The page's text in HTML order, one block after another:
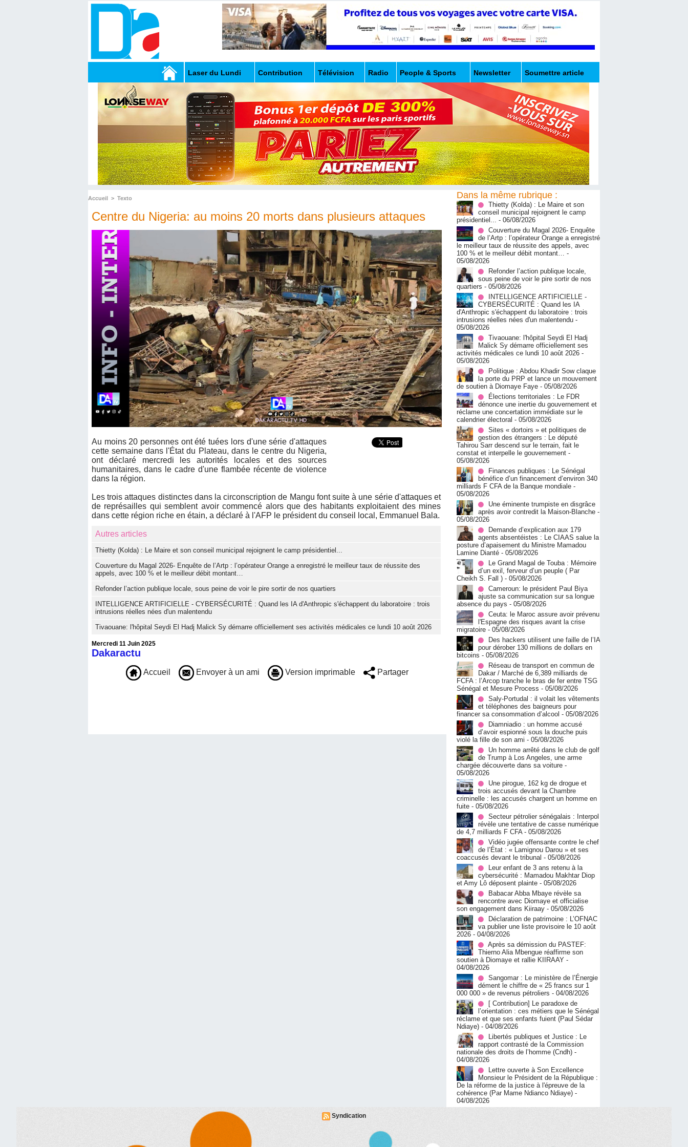
Laser du Lundi Contribution Télévision Radio People & Sports Newsletter Soumettre article
Accueil > Texto
Centre du Nigeria: au moins 20 morts dans plusieurs attaques
Au moins 20 personnes ont été tuées lors d'une série d'attaques
cette semaine dans l'État du Plateau, dans le centre du Nigeria,
ont déclaré mercredi les autorités locales et des sources
humanitaires, dans le cadre d'une flambée récente de violence
dans la région.
Les trois attaques distinctes dans la circonscription de Mangu font suite à une série d'attaques et
de représailles qui semblent avoir commencé alors que des habitants exploitaient des mines
dans cette région riche en étain, a déclaré à l'AFP le président du conseil local, Emmanuel Bala.
Autres articles
‎Thietty (Kolda) : Le Maire et son conseil municipal rejoignent le camp présidentiel...
Couverture du Magal 2026- Enquête de l’Artp : l’opérateur Orange a enregistré le meilleur taux de réussite des
appels, avec 100 % et le meilleur débit montant…
Refonder l’action publique locale, sous peine de voir le pire sortir de nos quartiers
INTELLIGENCE ARTIFICIELLE - CYBERSÉCURITÉ : Quand les IA d'Anthropic s'échappent du laboratoire : trois
intrusions réelles nées d'un malentendu
Tivaouane: l'hôpital Seydi El Hadj Malick Sy démarre officiellement ses activités médicales ce lundi 10 août 2026
Mercredi 11 Juin 2025
Dakaractu
Accueil Envoyer à un ami Version imprimable Partager
Dans la même rubrique :
‎Thietty (Kolda) : Le Maire et son
conseil municipal rejoignent le camp
présidentiel... - 06/08/2026
Couverture du Magal 2026- Enquête
de l’Artp : l’opérateur Orange a enregistré
le meilleur taux de réussite des appels, avec
100 % et le meilleur débit montant… -
05/08/2026
Refonder l’action publique locale,
sous peine de voir le pire sortir de nos
quartiers - 05/08/2026
INTELLIGENCE ARTIFICIELLE -
CYBERSÉCURITÉ : Quand les IA
d'Anthropic s'échappent du laboratoire : trois
intrusions réelles nées d'un malentendu -
05/08/2026
Tivaouane: l'hôpital Seydi El Hadj
Malick Sy démarre officiellement ses
activités médicales ce lundi 10 août 2026 -
05/08/2026
Politique : Abdou Khadir Sow claque
la porte du PRP et lance un mouvement
de soutien à Diomaye Faye - 05/08/2026
Élections territoriales : Le FDR
dénonce une inertie du gouvernement et
réclame une concertation immédiate sur le
calendrier électoral - 05/08/2026
Sites « dortoirs » et politiques de
gestion des étrangers : Le député
Tahirou Sarr descend sur le terrain, fait le
constat et interpelle le gouvernement -
05/08/2026
Finances publiques : Le Sénégal
bénéfice d’un financement d’environ 340
milliards F CFA de la Banque mondiale -
05/08/2026
Une éminente trumpiste en disgrâce
après avoir contredit la Maison-Blanche -
05/08/2026
Demande d’explication aux 179
agents absentéistes : Le CIAAS salue la
posture d’apaisement du Ministre Mamadou
Lamine Dianté - 05/08/2026
Le Grand Magal de Touba : Mémoire
d’un exil, ferveur d’un peuple ( Par
Cheikh S. Fall ) - 05/08/2026
Cameroun: le président Paul Biya
ajuste sa communication sur sa longue
absence du pays - 05/08/2026
Ceuta: le Maroc assure avoir prévenu
l'Espagne des risques avant la crise
migratoire - 05/08/2026
Des hackers utilisent une faille de l’IA
pour dérober 130 millions de dollars en
bitcoins - 05/08/2026
Réseau de transport en commun de
Dakar / Marché de 6,389 milliards de
FCFA : l’Arcop tranche le bras de fer entre TSG
Sénégal et Mesure Process - 05/08/2026
Saly-Portudal : il volait les vêtements
et téléphones des baigneurs pour
financer sa consommation d’alcool - 05/08/2026
Diamniadio : un homme accusé
d’avoir espionné sous la douche puis
violé la fille de son ami - 05/08/2026
Un homme arrêté dans le club de golf
de Trump à Los Angeles, une arme
chargée découverte dans sa voiture -
05/08/2026
Une pirogue, 162 kg de drogue et
trois accusés devant la Chambre
criminelle : les accusés chargent un homme en
fuite - 05/08/2026
Secteur pétrolier sénégalais : Interpol
révèle une tentative de casse numérique
de 4,7 milliards F CFA - 05/08/2026
Vidéo jugée offensante contre le chef
de l’État : « Lamignou Darou » et ses
coaccusés devant le tribunal - 05/08/2026
Leur enfant de 3 ans retenu à la
cybersécurité : Mamadou Makhtar Diop
et Amy Lô déposent plainte - 05/08/2026
Babacar Abba Mbaye révèle sa
rencontre avec Diomaye et officialise
son engagement dans Kiiraay - 05/08/2026
Déclaration de patrimoine : L’OFNAC
va publier une liste provisoire le 10 août
2026 - 04/08/2026
Après sa démission du PASTEF:
Thierno Alia Mbengue réaffirme son
soutien à Diomaye et rallie KIIRAAY -
04/08/2026
Sangomar : Le ministère de l’Énergie
dément le chiffre de « 25 francs sur 1
000 000 » de revenus pétroliers - 04/08/2026
[ Contribution] Le paradoxe de
l’orientation : ces métiers que le Sénégal
réclame et que ses enfants fuient (Paul Sédar
Ndiaye) - 04/08/2026
Libertés publiques et Justice : Le
rapport contrasté de la Commission
nationale des droits de l’homme (Cndh) -
04/08/2026
Lettre ouverte à Son Excellence
Monsieur le Président de la République :
De la réforme de la justice à l'épreuve de la
cohérence (Par Mame Ndianco Ndiaye) -
04/08/2026
Syndication